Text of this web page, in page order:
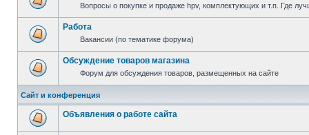
Вопросы о покупке и продаже hpv, комплектующих и т.п. Где
Работа
Вакансии (по тематике форума)
Обсуждение товаров магазина
Форум для обсуждения товаров, размещенных на сайте
Сайт и конференция
Объявления о работе сайта